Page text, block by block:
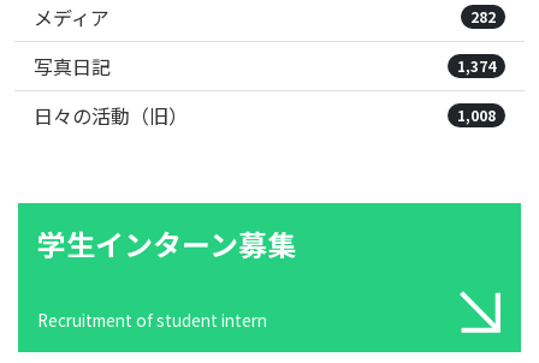
メディア 282
写真日記 1,374
日々の活動（旧） 1,008
学生インターン募集
Recruitment of student intern